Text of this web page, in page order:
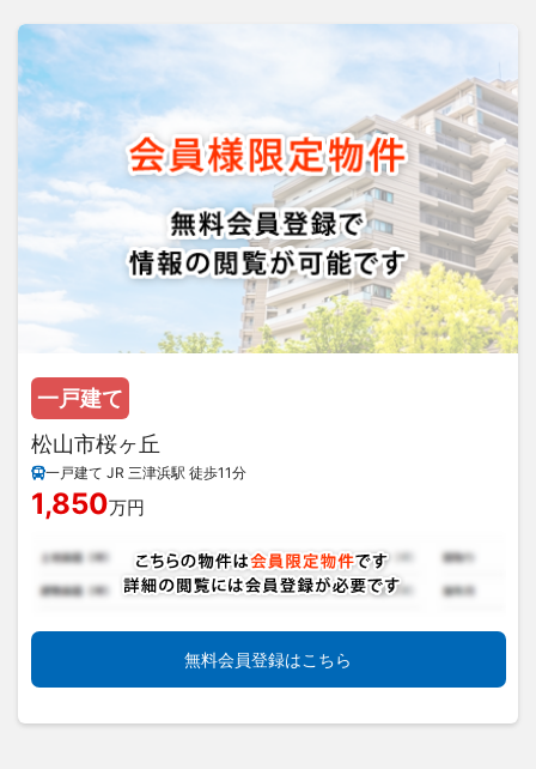
一戸建て
松山市桜ヶ丘
一戸建て JR 三津浜駅 徒歩11分
1,850万円
無料会員登録はこちら